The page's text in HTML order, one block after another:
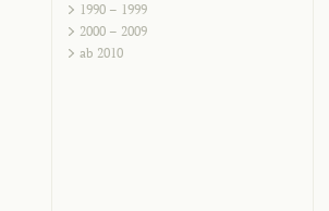
1990 – 1999
2000 – 2009
ab 2010